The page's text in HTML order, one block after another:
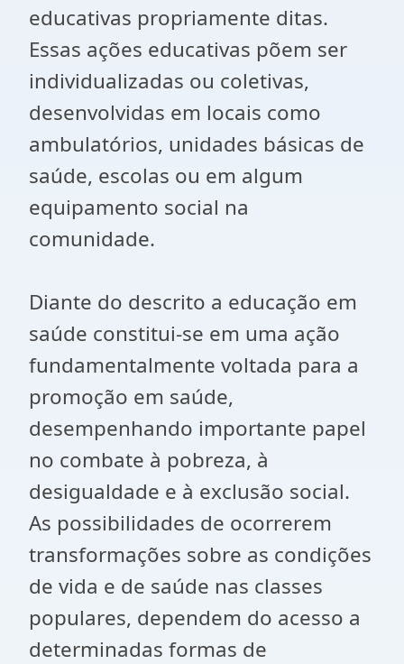
educativas propriamente ditas.
Essas ações educativas põem ser
individualizadas ou coletivas,
desenvolvidas em locais como
ambulatórios, unidades básicas de
saúde, escolas ou em algum
equipamento social na
comunidade.
Diante do descrito a educação em
saúde constitui-se em uma ação
fundamentalmente voltada para a
promoção em saúde,
desempenhando importante papel
no combate à pobreza, à
desigualdade e à exclusão social.
As possibilidades de ocorrerem
transformações sobre as condições
de vida e de saúde nas classes
populares, dependem do acesso a
determinadas formas de